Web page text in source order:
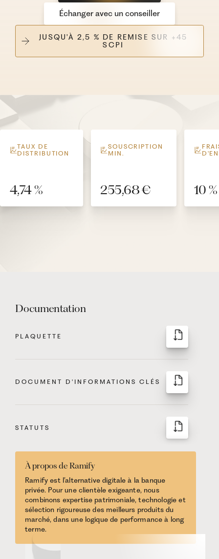
Échanger avec un conseiller
JUSQU'À 2,5 % DE REMISE SUR +45
SCPI
TAUX DE
DISTRIBUTION
4,74 %
SOUSCRIPTION
MIN.
255,68 € 10 %
Documentation
PLAQUETTE
DOCUMENT D'INFORMATIONS CLÉS
STATUTS
À propos de Ramify
Ramify est l’alternative digitale à la banque
privée. Pour une clientèle exigeante, nous
combinons expertise patrimoniale, technologie et
sélection rigoureuse des meilleurs produits du
marché, dans une logique de performance à long
terme.